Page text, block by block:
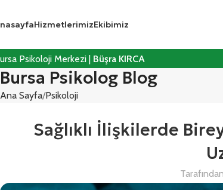
HizmetlerimizEkibimiz
Psikoloji Merkezi | Büşra KIRCA
Bursa Psikolog Blog
Ana Sayfa Psikoloji
Sağlıklı İlişkilerde